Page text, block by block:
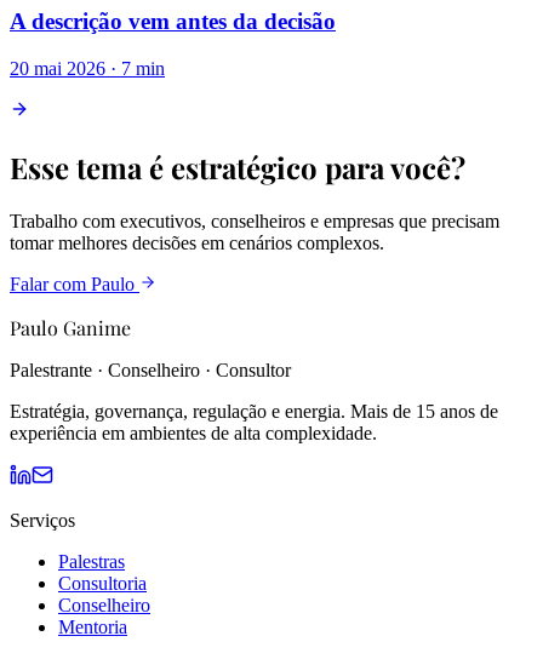
A descrição vem antes da decisão
20 mai 2026 · 7 min
Esse tema é estratégico para você?
Trabalho com executivos, conselheiros e empresas que precisam
tomar melhores decisões em cenários complexos.
Falar com Paulo
Paulo Ganime
Palestrante · Conselheiro · Consultor
Estratégia, governança, regulação e energia. Mais de 15 anos de
experiência em ambientes de alta complexidade.
Serviços
Palestras
Consultoria
Conselheiro
Mentoria